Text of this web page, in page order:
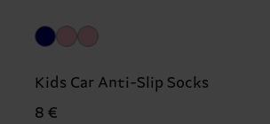
Kids Car Anti-Slip Socks
8 €